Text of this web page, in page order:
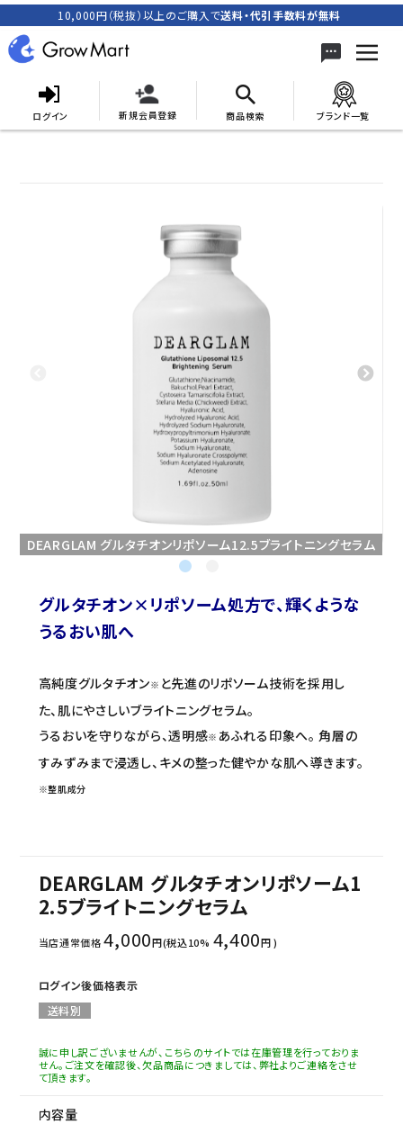
10,000円（税抜）以上のご購入で送料・代引手数料が無料
ログイン 新規会員登録 商品検索 ブランド一覧
person 新規会員登録
プライバシーポリシー
特定商取引法について
お問い合わせ
DEARGLAM グルタチオンリポソーム12.5ブライトニングセラム
グルタチオン×リポソーム処方で、輝くような
うるおい肌へ
高純度グルタチオン※ と先進のリポソーム技術を採用し
た、肌にやさしいブライトニングセラム。
うるおいを守りながら、透明感※ あふれる印象へ。 角層の
すみずみまで浸透し、キメの整った健やかな肌へ導きます。
※整肌成分
DEARGLAM グルタチオンリポソーム1
2.5ブライトニングセラム
当店通常価格 4,000円(税込10% 4,400円 )
ログイン後価格表示
送料別
誠に申し訳ございませんが、こちらのサイトでは在庫管理を行っておりま
せん。ご注文を確認後、欠品商品につきましては、弊社よりご連絡をさせ
て頂きます。
内容量